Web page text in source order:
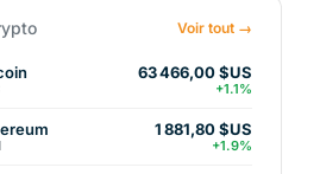
Voir tout →
63 466,00 $US
+1.1%
1 881,80 $US
+1.9%